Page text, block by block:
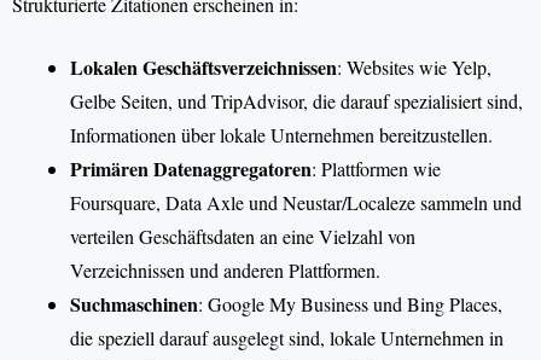
Lokalen Geschäftsverzeichnissen: Websites wie Yelp,
Gelbe Seiten, und TripAdvisor, die darauf spezialisiert sind,
Informationen über lokale Unternehmen bereitzustellen.
Primären Datenaggregatoren: Plattformen wie
Foursquare, Data Axle und Neustar/Localeze sammeln und
verteilen Geschäftsdaten an eine Vielzahl von
Verzeichnissen und anderen Plattformen.
Suchmaschinen: Google My Business und Bing Places,
die speziell darauf ausgelegt sind, lokale Unternehmen in